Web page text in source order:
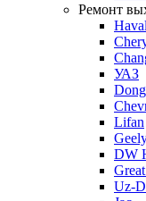
Ремонт
Haval
УАЗ
Lifan
DW
Uz-